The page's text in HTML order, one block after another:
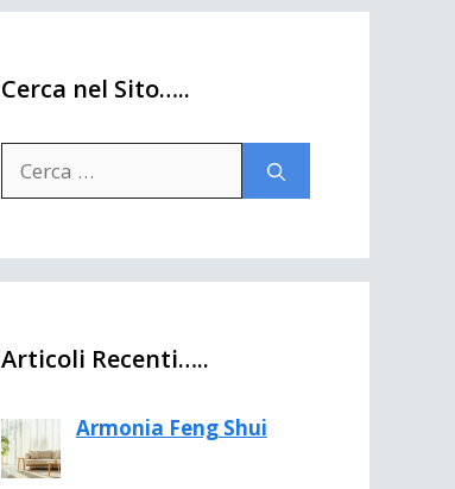
Cerca nel Sito…..
per:
Articoli Recenti…..
Armonia Feng Shui